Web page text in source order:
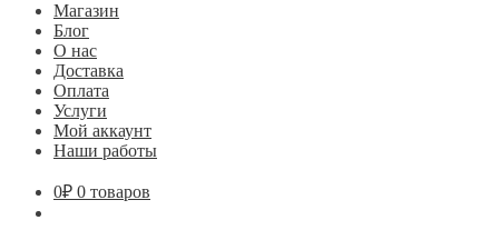
Магазин
Блог
О нас
Доставка
Оплата
Услуги
Мой аккаунт
Наши работы
0₽ 0 товаров